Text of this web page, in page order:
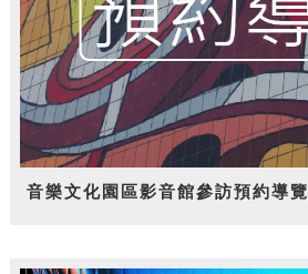
音樂文化園區影音館參訪預約導覽